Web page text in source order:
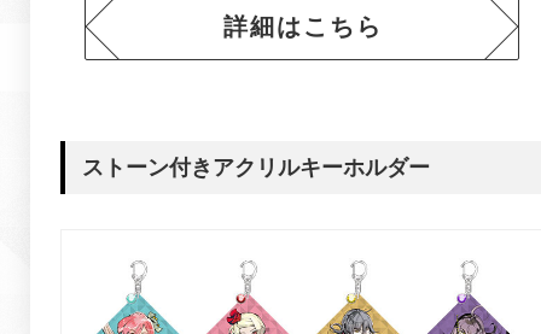
詳細はこちら
ストーン付きアクリルキーホルダー